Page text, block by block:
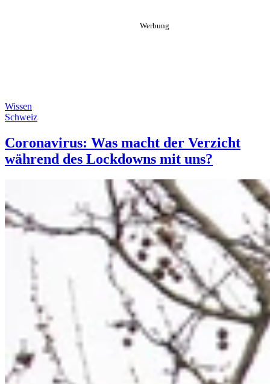
Wissen
Schweiz
Coronavirus: Was macht der Verzicht
während des Lockdowns mit uns?